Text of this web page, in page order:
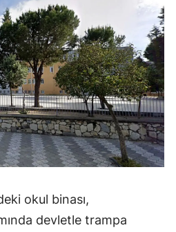
okul binası,
devletle trampa